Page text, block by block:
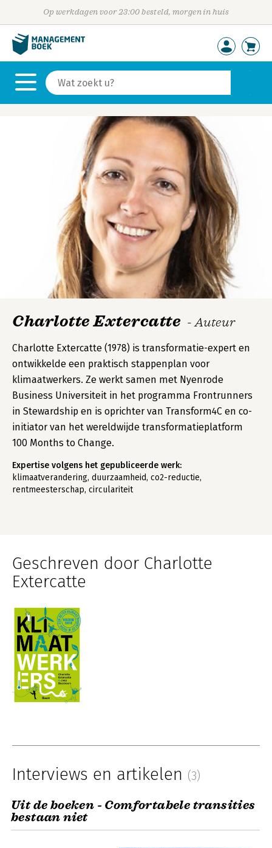
Op werkdagen voor 23:00 besteld, morgen in huis
Charlotte Extercatte - Auteur
Charlotte Extercatte (1978) is transformatie-expert en
ontwikkelde een praktisch stappenplan voor
klimaatwerkers. Ze werkt samen met Nyenrode
Business Universiteit in het programma Frontrunners
in Stewardship en is oprichter van Transform4C en co-
initiator van het wereldwijde transformatieplatform
100 Months to Change.
Expertise volgens het gepubliceerde werk:
klimaatverandering, duurzaamheid, co2-reductie,
rentmeesterschap, circulariteit
Geschreven door Charlotte
Extercatte
Interviews en artikelen (3)
Uit de boeken - Comfortabele transities
bestaan niet